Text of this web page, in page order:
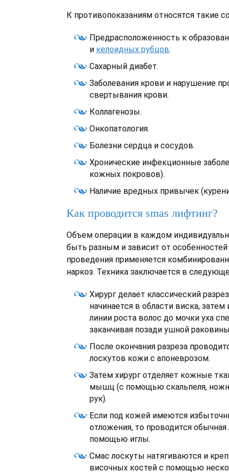
К противопоказаниям относятся такие
Предрасположенность к
и келоидных рубцов.
Сахарный диабет.
Заболевания крови и нарушение
свертывания крови.
Коллагенозы.
Онкопатология.
Болезни сердца и сосудов.
Хронические инфекционные
кожных покровов).
Наличие вредных привычек
Как проводится smas лифтинг?
Объем операции в каждом
быть разным и зависит от
проведения применяется
наркоз. Техника заключается в
Хирург делает классический
начинается в области виска,
линии роста волос до мочки уха
заканчивая позади ушной
После окончания разреза
лоскутов кожи с апоневрозом.
Затем хирург отделяет кожные
мышц (с помощью скальпеля,
рук).
Если под кожей имеются
отложения, то проводится обычная
помощью иглы.
Смас лоскуты натягиваются и
височных костей с помощью